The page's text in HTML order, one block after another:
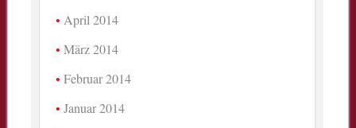
April 2014
März 2014
Februar 2014
Januar 2014